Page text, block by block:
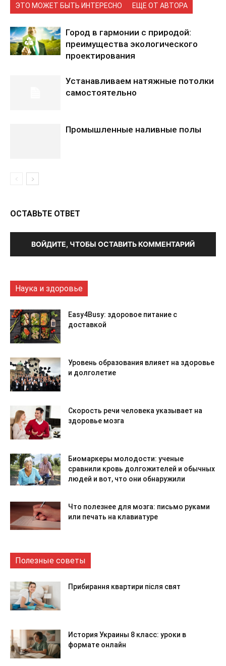
ЭТО МОЖЕТ БЫТЬ ИНТЕРЕСНО ЕЩЕ ОТ АВТОРА
Город в гармонии с природой:
преимущества экологического
проектирования
Устанавливаем натяжные потолки
самостоятельно
Промышленные наливные полы
ОСТАВЬТЕ ОТВЕТ
ВОЙДИТЕ, ЧТОБЫ ОСТАВИТЬ КОММЕНТАРИЙ
Наука и здоровье
Easy4Busy: здоровое питание с
доставкой
Уровень образования влияет на здоровье
и долголетие
Скорость речи человека указывает на
здоровье мозга
Биомаркеры молодости: ученые
сравнили кровь долгожителей и обычных
людей и вот, что они обнаружили
Что полезнее для мозга: письмо руками
или печать на клавиатуре
Полезные советы
Прибирання квартири після свят
История Украины 8 класс: уроки в
формате онлайн